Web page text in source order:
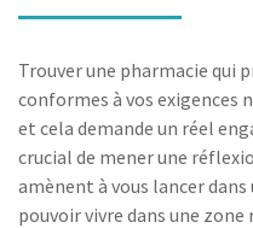
Trouver une pharmacie qui
conformes à vos exigences
et cela demande un réel
crucial de mener une
amènent à vous lancer dans
pouvoir vivre dans une zone